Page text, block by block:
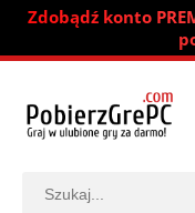
Zdobądź konto